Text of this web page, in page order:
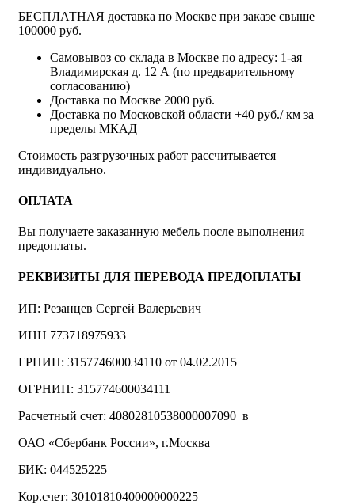
БЕСПЛАТНАЯ доставка по Москве при заказе свыше
100000 руб.
Самовывоз со склада в Москве по адресу: 1-ая
Владимирская д. 12 А (по предварительному
согласованию)
Доставка по Москве 2000 руб.
Доставка по Московской области +40 руб./ км за
пределы МКАД
Стоимость разгрузочных работ рассчитывается
индивидуально.
ОПЛАТА
Вы получаете заказанную мебель после выполнения
предоплаты.
РЕКВИЗИТЫ ДЛЯ ПЕРЕВОДА ПРЕДОПЛАТЫ
ИП: Резанцев Сергей Валерьевич
ИНН 773718975933
ГРНИП: 315774600034110 от 04.02.2015
ОГРНИП: 315774600034111
Расчетный счет: 40802810538000007090 в
ОАО «Сбербанк России», г.Москва
БИК: 044525225
Кор.счет: 30101810400000000225